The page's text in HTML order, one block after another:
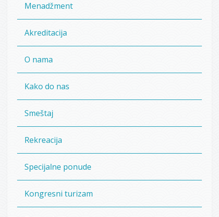
Menadžment
Akreditacija
O nama
Kako do nas
Smeštaj
Rekreacija
Specijalne ponude
Kongresni turizam